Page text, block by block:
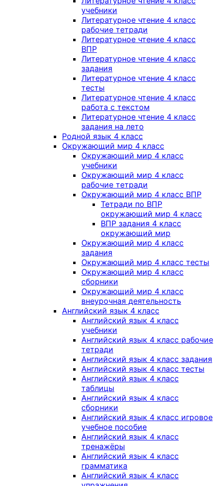
учебники
Литературное чтение 4 класс
рабочие тетради
Литературное чтение 4 класс
ВПР
Литературное чтение 4 класс
задания
Литературное чтение 4 класс
тесты
Литературное чтение 4 класс
работа с текстом
Литературное чтение 4 класс
задания на лето
Родной язык 4 класс
Окружающий мир 4 класс
Окружающий мир 4 класс
учебники
Окружающий мир 4 класс
рабочие тетради
Окружающий мир 4 класс ВПР
Тетради по ВПР
окружающий мир 4 класс
ВПР задания 4 класс
окружающий мир
Окружающий мир 4 класс
задания
Окружающий мир 4 класс тесты
Окружающий мир 4 класс
сборники
Окружающий мир 4 класс
внеурочная деятельность
Английский язык 4 класс
Английский язык 4 класс
учебники
Английский язык 4 класс рабочие
тетради
Английский язык 4 класс задания
Английский язык 4 класс тесты
Английский язык 4 класс
таблицы
Английский язык 4 класс
сборники
Английский язык 4 класс игровое
учебное пособие
Английский язык 4 класс
тренажёры
Английский язык 4 класс
грамматика
Английский язык 4 класс